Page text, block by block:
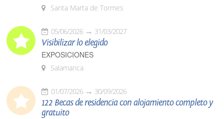
Santa Marta de Tormes
05/06/2026 31/03/2027
Visibilizar lo elegido
EXPOSICIONES
Salamanca
01/07/2026 30/09/2026
122 Becas de residencia con alojamiento completo y
gratuito